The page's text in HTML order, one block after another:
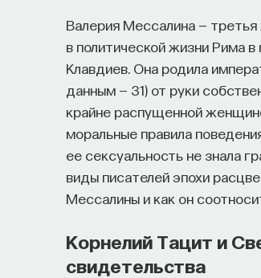
Валерия Мессалина —
в политической жизни Рима
Клавдиев. Она родила
данным — 31) от руки
крайне распущенной
моральные правила
ее сексуальность не знала
виды писателей эпохи
Мессалины и как он
Корнелий Тацит и
свидетельства